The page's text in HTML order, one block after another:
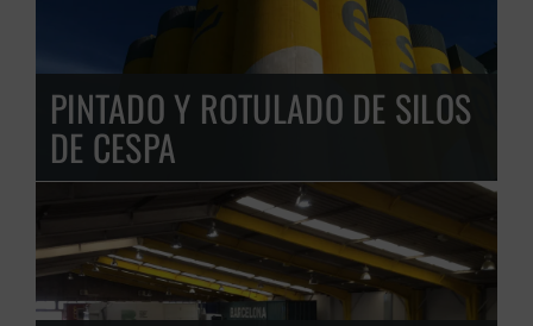
PINTADO Y ROTULADO DE SILOS
DE CESPA
GRATUITA